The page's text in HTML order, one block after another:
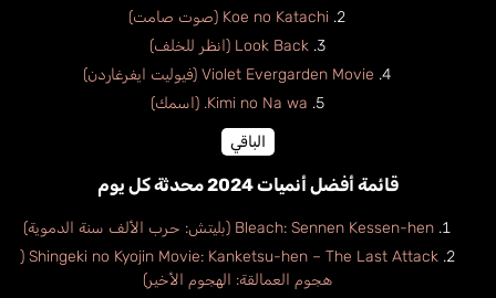
Koe no Katachi (صوت صامت)
Look Back (انظر للخلف)
Violet Evergarden Movie (فيوليت ايفرغاردن)
Kimi no Na wa. (اسمك)
الباقي
قائمة أفضل أنميات 2024 محدثة كل يوم
Bleach: Sennen Kessen-hen (بليتش: حرب الألف سنة الدموية)
Shingeki no Kyojin Movie: Kanketsu-hen – The Last Attack (
هجوم العمالقة: الهجوم الأخير)